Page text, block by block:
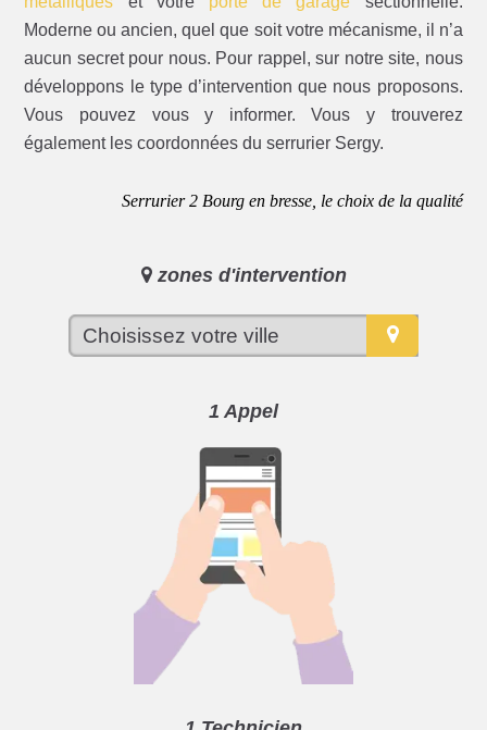
Moderne ou ancien, quel que soit votre mécanisme, il n’a
aucun secret pour nous. Pour rappel, sur notre site, nous
développons le type d’intervention que nous proposons.
Vous pouvez vous y informer. Vous y trouverez
également les coordonnées du serrurier Sergy.
Serrurier 2 Bourg en bresse, le choix de la qualité
zones d'intervention
1 Appel